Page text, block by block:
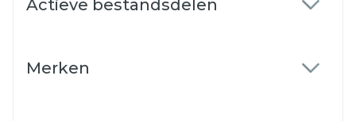
Actieve bestandsdelen
Merken